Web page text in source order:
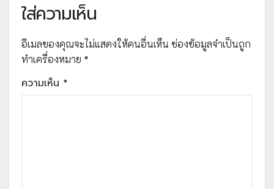
E-mail จัดทำโดย โรงเรียนบ้านโนน
สวาทหนองไพบูลย์
ใส่ความเห็น
อีเมลของคุณจะไม่แสดงให้คนอื่นเห็น ช่องข้อมูลจำเป็นถูก
ทำเครื่องหมาย *
ความเห็น *